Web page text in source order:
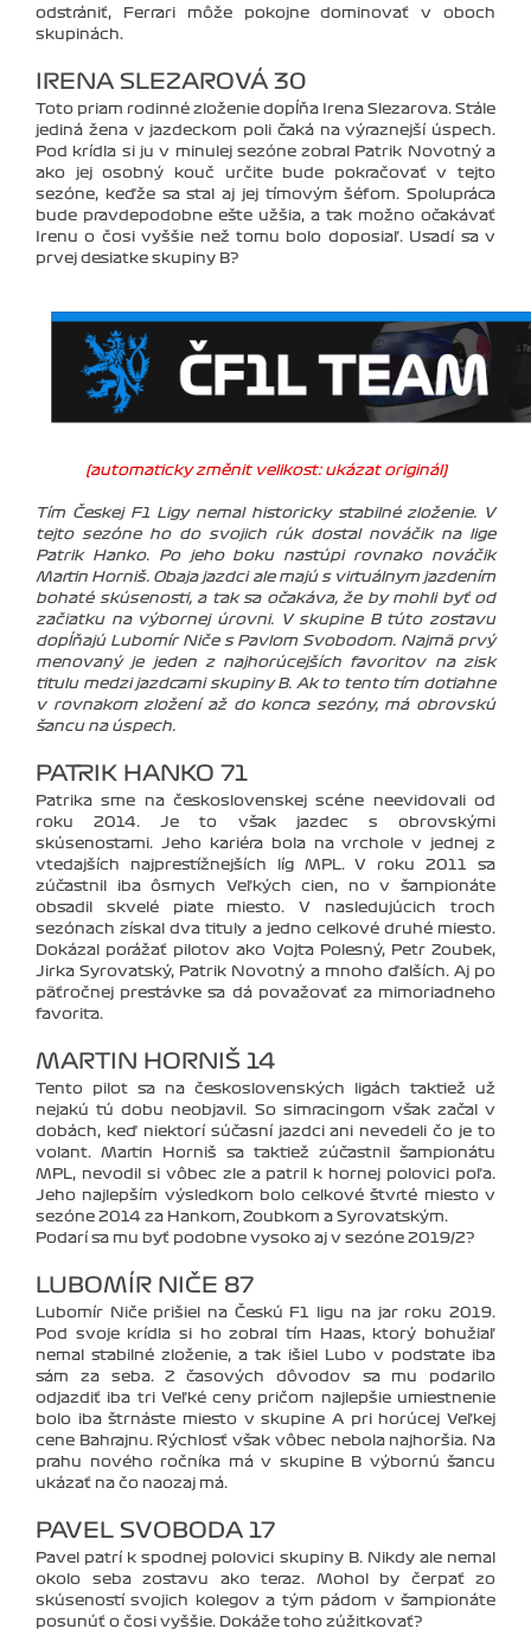
odstrániť, Ferrari môže pokojne dominovať v oboch
skupinách.
IRENA SLEZAROVÁ 30
Toto priam rodinné zloženie dopĺňa Irena Slezarova. Stále
jediná žena v jazdeckom poli čaká na výraznejší úspech.
Pod krídla si ju v minulej sezóne zobral Patrik Novotný a
ako jej osobný kouč určite bude pokračovať v tejto
sezóne, keďže sa stal aj jej tímovým šéfom. Spolupráca
bude pravdepodobne ešte užšia, a tak možno očakávať
Irenu o čosi vyššie než tomu bolo doposiaľ. Usadí sa v
prvej desiatke skupiny B?
(automaticky změnit velikost: ukázat originál)
Tím Českej F1 Ligy nemal historicky stabilné zloženie. V
tejto sezóne ho do svojich rúk dostal nováčik na lige
Patrik Hanko. Po jeho boku nastúpi rovnako nováčik
Martin Horniš. Obaja jazdci ale majú s virtuálnym jazdením
bohaté skúsenosti, a tak sa očakáva, že by mohli byť od
začiatku na výbornej úrovni. V skupine B túto zostavu
dopĺňajú Lubomír Niče s Pavlom Svobodom. Najmä prvý
menovaný je jeden z najhorúcejších favoritov na zisk
titulu medzi jazdcami skupiny B. Ak to tento tím dotiahne
v rovnakom zložení až do konca sezóny, má obrovskú
šancu na úspech.
PATRIK HANKO 71
Patrika sme na československej scéne neevidovali od
roku 2014. Je to však jazdec s obrovskými
skúsenosťami. Jeho kariéra bola na vrchole v jednej z
vtedajších najprestížnejších líg MPL. V roku 2011 sa
zúčastnil iba ôsmych Veľkých cien, no v šampionáte
obsadil skvelé piate miesto. V nasledujúcich troch
sezónach získal dva tituly a jedno celkové druhé miesto.
Dokázal porážať pilotov ako Vojta Polesný, Petr Zoubek,
Jirka Syrovatský, Patrik Novotný a mnoho ďalších. Aj po
päťročnej prestávke sa dá považovať za mimoriadneho
favorita.
MARTIN HORNIŠ 14
Tento pilot sa na československých ligách taktiež už
nejakú tú dobu neobjavil. So simracingom však začal v
dobách, keď niektorí súčasní jazdci ani nevedeli čo je to
volant. Martin Horniš sa taktiež zúčastnil šampionátu
MPL, nevodil si vôbec zle a patril k hornej polovici poľa.
Jeho najlepším výsledkom bolo celkové štvrté miesto v
sezóne 2014 za Hankom, Zoubkom a Syrovatským.
Podarí sa mu byť podobne vysoko aj v sezóne 2019/2?
LUBOMÍR NIČE 87
Lubomír Niče prišiel na Českú F1 ligu na jar roku 2019.
Pod svoje krídla si ho zobral tím Haas, ktorý bohužiaľ
nemal stabilné zloženie, a tak išiel Lubo v podstate iba
sám za seba. Z časových dôvodov sa mu podarilo
odjazdiť iba tri Veľké ceny pričom najlepšie umiestnenie
bolo iba štrnáste miesto v skupine A pri horúcej Veľkej
cene Bahrajnu. Rýchlosť však vôbec nebola najhoršia. Na
prahu nového ročníka má v skupine B výbornú šancu
ukázať na čo naozaj má.
PAVEL SVOBODA 17
Pavel patrí k spodnej polovici skupiny B. Nikdy ale nemal
okolo seba zostavu ako teraz. Mohol by čerpať zo
skúseností svojich kolegov a tým pádom v šampionáte
posunúť o čosi vyššie. Dokáže toho zúžitkovať?